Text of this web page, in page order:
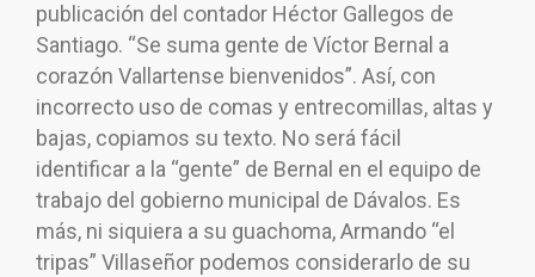
publicación del contador Héctor Gallegos de
Santiago. “Se suma gente de Víctor Bernal a
corazón Vallartense bienvenidos”. Así, con
incorrecto uso de comas y entrecomillas, altas y
bajas, copiamos su texto. No será fácil
identificar a la “gente” de Bernal en el equipo de
trabajo del gobierno municipal de Dávalos. Es
más, ni siquiera a su guachoma, Armando “el
tripas” Villaseñor podemos considerarlo de su